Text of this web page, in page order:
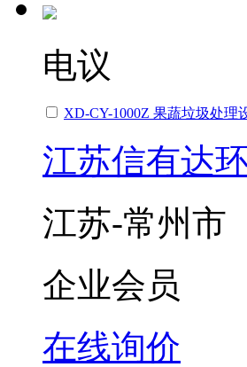
电议
XD-CY-1000Z 果蔬垃圾处理
江苏信有达
江苏-常州市
企业会员
在线询价